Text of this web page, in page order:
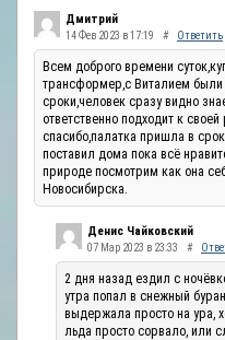
Дмитрий
14 Фев 2023 в 17:19 # Ответить
Всем доброго времени
трансформер,с Виталием были
сроки,человек сразу видно
ответственно подходит к
спасибо,палатка пришла в
поставил дома пока всё
природе посмотрим как она
Новосибирска.
Денис Чайковский
07 Мар 2023 в 23:33 #
2 дня назад ездил с
утра попал в снежный
выдержала просто на ура,
льда просто сорвало, или